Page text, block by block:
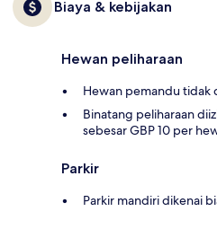
Biaya & kebijakan
Hewan peliharaan
Hewan pemandu tidak
Binatang peliharaan
sebesar GBP 10 per
Parkir
Parkir mandiri dikenai